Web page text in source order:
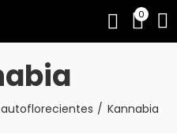
0
Kannabia